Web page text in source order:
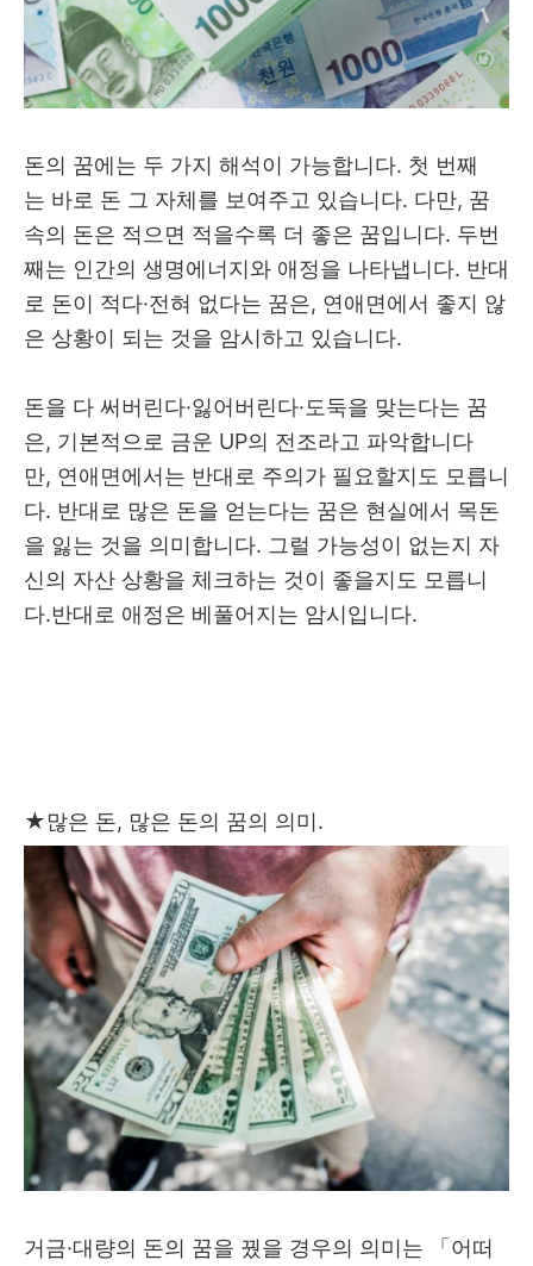
돈의 꿈에는 두 가지 해석이 가능합니다. 첫 번째
는 바로 돈 그 자체를 보여주고 있습니다. 다만, 꿈
속의 돈은 적으면 적을수록 더 좋은 꿈입니다. 두번
째는 인간의 생명에너지와 애정을 나타냅니다. 반대
로 돈이 적다·전혀 없다는 꿈은, 연애면에서 좋지 않
은 상황이 되는 것을 암시하고 있습니다.
돈을 다 써버린다·잃어버린다·도둑을 맞는다는 꿈
은, 기본적으로 금운 UP의 전조라고 파악합니다
만, 연애면에서는 반대로 주의가 필요할지도 모릅니
다. 반대로 많은 돈을 얻는다는 꿈은 현실에서 목돈
을 잃는 것을 의미합니다. 그럴 가능성이 없는지 자
신의 자산 상황을 체크하는 것이 좋을지도 모릅니
다.반대로 애정은 베풀어지는 암시입니다.
★많은 돈, 많은 돈의 꿈의 의미.
거금·대량의 돈의 꿈을 꿨을 경우의 의미는 「어떠